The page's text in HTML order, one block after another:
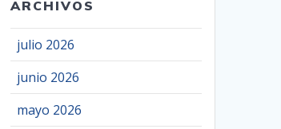
ARCHIVOS
julio 2026
junio 2026
mayo 2026